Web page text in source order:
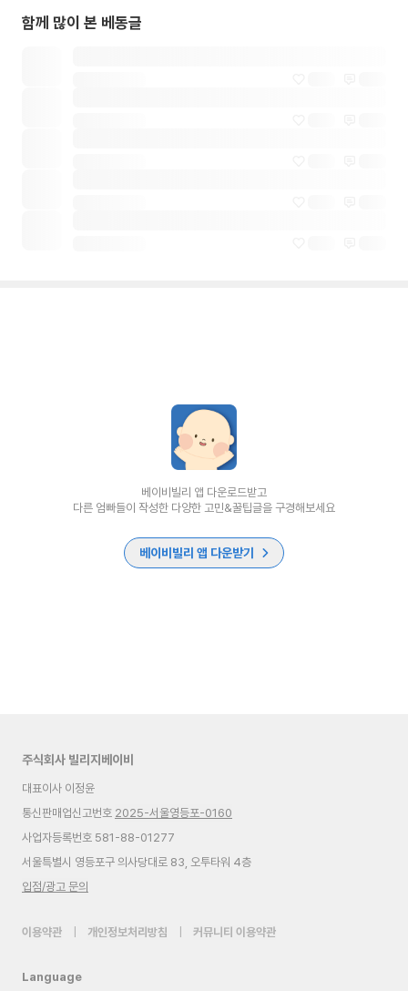
함께 많이 본 베동글
베이비빌리 앱 다운로드받고
다른 엄빠들이 작성한 다양한 고민&꿀팁글을 구경해보세요
베이비빌리 앱 다운받기
주식회사 빌리지베이비
대표이사 이정윤
통신판매업신고번호 2025-서울영등포-0160
사업자등록번호 581-88-01277
서울특별시 영등포구 의사당대로 83, 오투타워 4층
입점/광고 문의
이용약관 개인정보처리방침 커뮤니티 이용약관
Language